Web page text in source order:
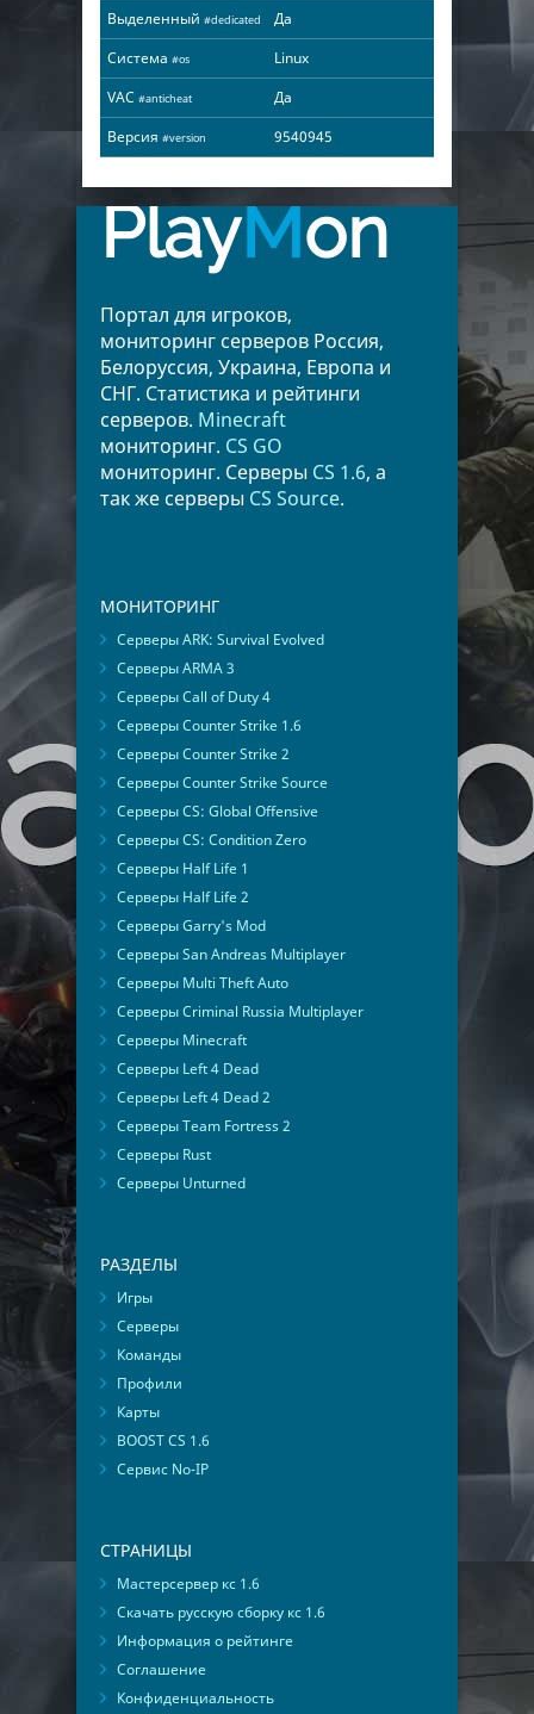
Выделенный #dedicated
Да
Система #os
Linux
VAC #anticheat
Да
Версия #version 9540945
PlayMon
Портал для игроков,
мониторинг серверов Россия,
Белоруссия, Украина, Европа и
СНГ. Статистика и рейтинги
серверов. Minecraft
мониторинг. CS GO
мониторинг. Серверы CS 1.6, а
так же серверы CS Source.
МОНИТОРИНГ
Серверы ARK: Survival Evolved
Серверы ARMA 3
Серверы Call of Duty 4
Серверы Counter Strike 1.6
Серверы Counter Strike 2
Серверы Counter Strike Source
Серверы CS: Global Offensive
Серверы CS: Condition Zero
Серверы Half Life 1
Серверы Half Life 2
Серверы Garry's Mod
Серверы San Andreas Multiplayer
Серверы Multi Theft Auto
Серверы Criminal Russia Multiplayer
Серверы Minecraft
Серверы Left 4 Dead
Серверы Left 4 Dead 2
Серверы Team Fortress 2
Серверы Rust
Серверы Unturned
РАЗДЕЛЫ
Игры
Серверы
Команды
Профили
Карты
BOOST CS 1.6
Сервис No-IP
СТРАНИЦЫ
Мастерсервер кс 1.6
Скачать русскую сборку кс 1.6
Информация о рейтинге
Соглашение
Конфиденциальность